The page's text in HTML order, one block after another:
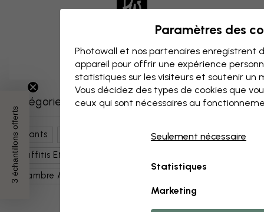
Catégories similaires
Enfants
Art & Design
Graffitis Et Art De Rue
Chambre Ado
Mouvements Artistiques
3 échantillons offerts
Paramètres des
Photowall et nos partenaires enregistrent
appareil pour offrir une expérience
statistiques sur les visiteurs et soutenir un
Vous décidez des types de cookies que
ceux qui sont nécessaires au
Seulement nécessaire
Statistiques
Marketing